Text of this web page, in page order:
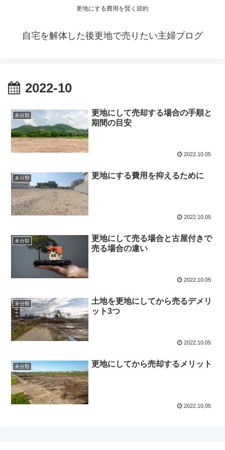
更地にする費用を賢く節約
自宅を解体した後更地で売りたい主婦ブログ
2022-10
未分類
更地にして売却する場合の手順と
期間の目安
2022.10.05
未分類 更地にする費用を抑えるために
2022.10.05
未分類
更地にして売る場合と古屋付きで
売る場合の違い
2022.10.05
未分類
土地を更地にしてから売るデメリ
ット3つ
2022.10.05
未分類 更地にしてから売却するメリット
2022.10.05